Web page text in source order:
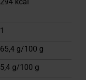
1
65,4 g/100 g
5,4 g/100 g